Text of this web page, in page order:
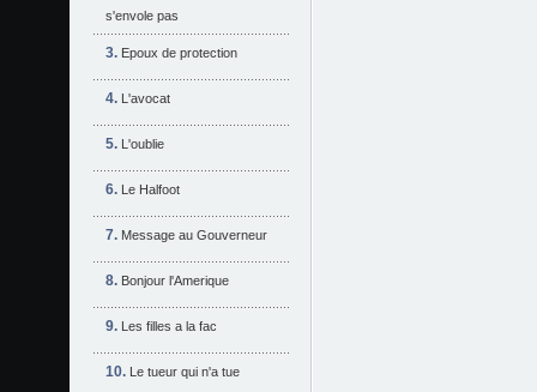
s'envole pas
Epoux de protection
L'avocat
L'oublie
Le Halfoot
Message au Gouverneur
Bonjour l'Amerique
Les filles a la fac
Le tueur qui n'a tue